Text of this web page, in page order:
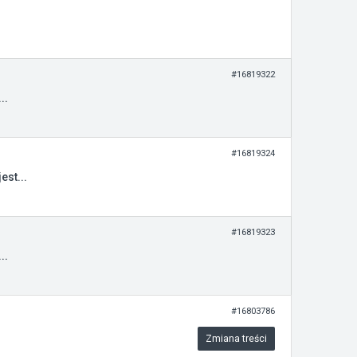
#16819322
#16819324
#16819323
#16803786
Zmiana treści